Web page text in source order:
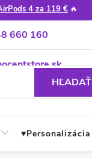
4 za 119 € 🔥
660 160
a tipy
HĽADAŤ
♥︎Personalizácia